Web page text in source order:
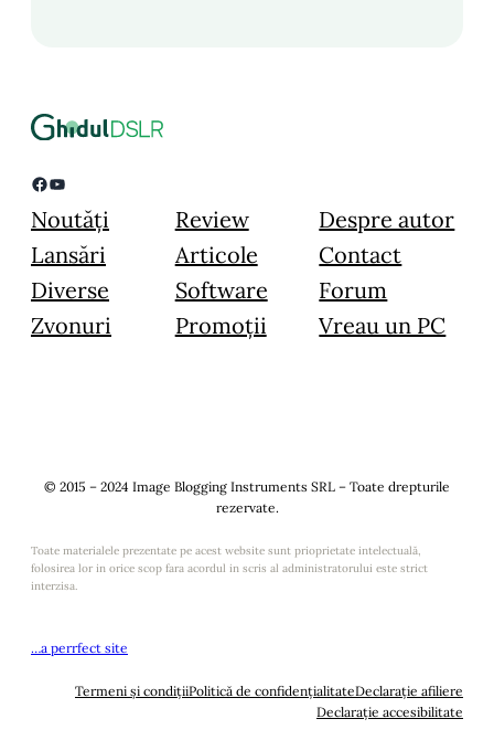
Facebook YouTube
Noutăți
Lansări
Diverse
Zvonuri
Review
Articole
Software
Promoții
Despre autor
Contact
Forum
Vreau un PC
© 2015 – 2024 Image Blogging Instruments SRL – Toate drepturile
rezervate.
Toate materialele prezentate pe acest website sunt prioprietate intelectuală,
folosirea lor in orice scop fara acordul in scris al administratorului este strict
interzisa.
…a perrfect site
Termeni și condițiiPolitică de confidențialitateDeclarație afiliere
Declarație accesibilitate